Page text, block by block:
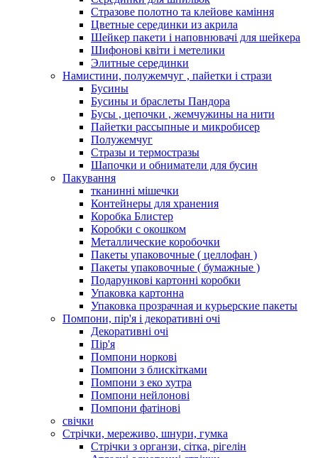
Стразове полотно та клейове каміння
Цветные серединки из акрила
Шейкер пакети і наповнювачі для шейкера
Шифонові квіти і метелики
Элитные серединки
Намистини, полужемчуг , пайетки і стрази
Бусины
Бусины и браслеты Пандора
Бусы , цепочки , жемчужины на нити
Пайетки рассыпные и микробисер
Полужемчуг
Стразы и термостразы
Шапочки и обниматели для бусин
Пакування
тканинні мішечки
Контейнеры для хранения
Коробка Блистер
Коробки с окошком
Металлические коробочки
Пакеты упаковочные ( целлофан )
Пакеты упаковочные ( бумажные )
Подарункові картонні коробки
Упаковка картонна
Упаковка прозрачная и курьерские пакеты
Помпони, пір'я і декоративні очі
Декоративні очі
Пір'я
Помпони норкові
Помпони з блискітками
Помпони з еко хутра
Помпони нейлонові
Помпони фатінові
свічки
Стрічки, мереживо, шнури, гумка
Стрічки з органзи, сітка, рігелін